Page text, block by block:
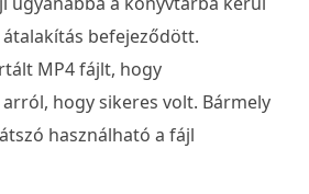
befejeződött.
MP4 fájlt, hogy
hogy sikeres volt. Bármely
használható a fájl